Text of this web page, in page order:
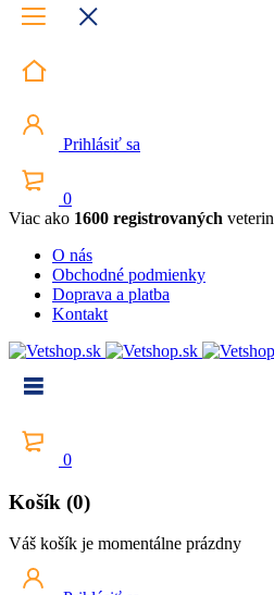
Prihlásiť sa
0
Viac ako 1600 registrovaných
O nás
Obchodné podmienky
Doprava a platba
Kontakt
0
Košík (0)
Váš košík je momentálne prázdny